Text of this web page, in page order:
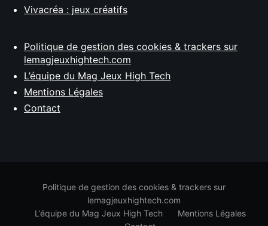
Vivacréa : jeux créatifs
Politique de gestion des cookies & trackers sur
lemagjeuxhightech.com
L’équipe du Mag Jeux High Tech
Mentions Légales
Contact
Politique de gestion des cookies & trackers sur
lemagjeuxhightech.com
L’équipe du Mag Jeux High Tech
Mentions Légales